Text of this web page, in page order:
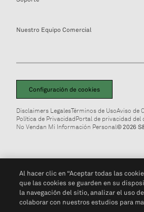
Nuestro Equipo Comercial
Configuración de cookies
Disclaimers LegalesTérminos de UsoAviso de
Política de PrivacidadPortal de privacidad del
No Vendan Mi Información Personal© 2026
Al hacer clic en “Aceptar todas las
que las cookies se guarden en su
la navegación del sitio, analizar el uso
colaborar con nuestros estudios para